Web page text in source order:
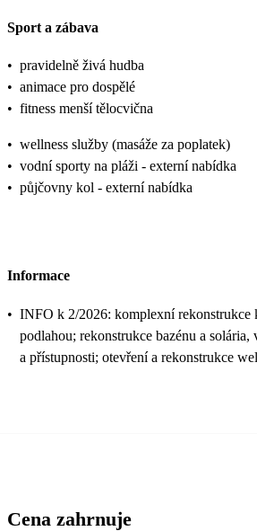
Sport a zábava
• pravidelně živá hudba
• animace pro dospělé
• fitness menší tělocvična
• wellness služby (masáže za poplatek)
• vodní sporty na pláži - externí nabídka
• půjčovny kol - externí nabídka
Informace
• INFO k 2/2026: komplexní rekonstrukce
podlahou; rekonstrukce bazénu a
a přístupnosti; otevření a rekonstrukce
Cena zahrnuje